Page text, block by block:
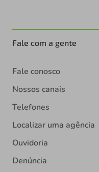
Fale com a gente
Fale conosco
Nossos canais
Telefones
Localizar uma agência
Ouvidoria
Denúncia